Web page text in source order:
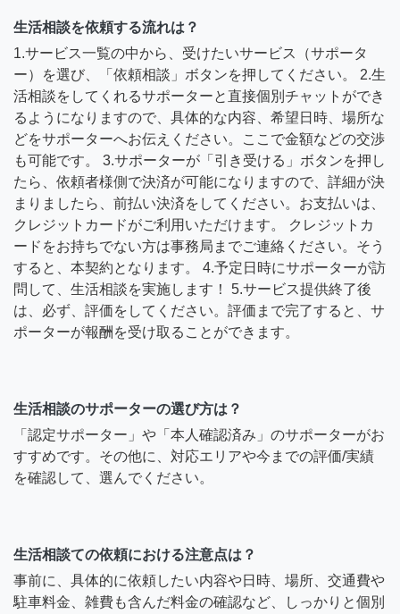
生活相談を依頼する流れは？
1.サービス一覧の中から、受けたいサービス（サポータ
ー）を選び、「依頼相談」ボタンを押してください。 2.生
活相談をしてくれるサポーターと直接個別チャットができ
るようになりますので、具体的な内容、希望日時、場所な
どをサポーターへお伝えください。ここで金額などの交渉
も可能です。 3.サポーターが「引き受ける」ボタンを押し
たら、依頼者様側で決済が可能になりますので、詳細が決
まりましたら、前払い決済をしてください。お支払いは、
クレジットカードがご利用いただけます。 クレジットカ
ードをお持ちでない方は事務局までご連絡ください。そう
すると、本契約となります。 4.予定日時にサポーターが訪
問して、生活相談を実施します！ 5.サービス提供終了後
は、必ず、評価をしてください。評価まで完了すると、サ
ポーターが報酬を受け取ることができます。
生活相談のサポーターの選び方は？
「認定サポーター」や「本人確認済み」のサポーターがお
すすめです。その他に、対応エリアや今までの評価/実績
を確認して、選んでください。
生活相談ての依頼における注意点は？
事前に、具体的に依頼したい内容や日時、場所、交通費や
駐車料金、雑費も含んだ料金の確認など、しっかりと個別